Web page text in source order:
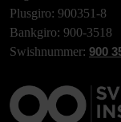
Plusgiro: 900351-8
Bankgiro: 900-3518
Swishnummer: 900